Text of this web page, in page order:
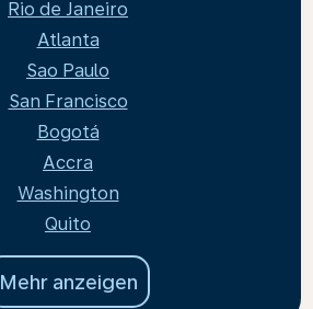
Rio de Janeiro
Atlanta
Sao Paulo
San Francisco
Bogotá
Accra
Washington
Quito
Mehr anzeigen